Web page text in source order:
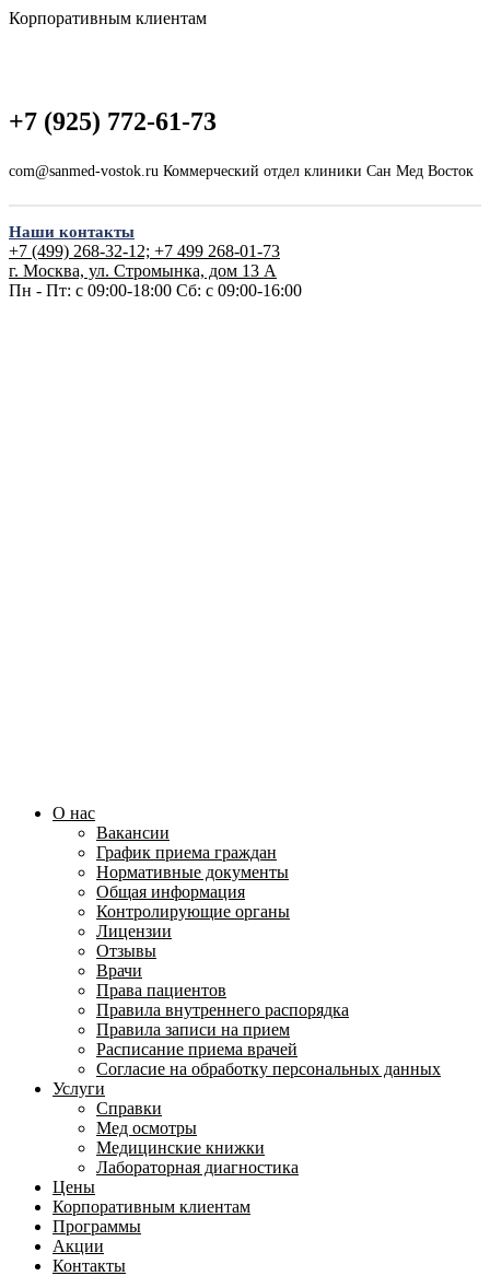
Корпоративным клиентам
+7 (925) 772-61-73
com@sanmed-vostok.ru Коммерческий отдел клиники Сан Мед Восток
Наши контакты
+7 (499) 268-32-12; +7 499 268-01-73
г. Москва, ул. Стромынка, дом 13 А
Пн - Пт: с 09:00-18:00 Сб: с 09:00-16:00
О нас
Вакансии
График приема граждан
Нормативные документы
Общая информация
Контролирующие органы
Лицензии
Отзывы
Врачи
Права пациентов
Правила внутреннего распорядка
Правила записи на прием
Расписание приема врачей
Согласие на обработку персональных данных
Услуги
Справки
Мед осмотры
Медицинские книжки
Лабораторная диагностика
Цены
Корпоративным клиентам
Программы
Акции
Контакты